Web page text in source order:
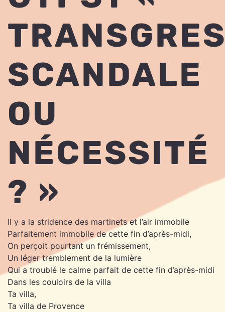
SCANDALE
OU
NÉCESSITÉ
? »
Il y a la stridence des martinets et l’air immobile
Parfaitement immobile de cette fin d’après-midi,
On perçoit pourtant un frémissement,
Un léger tremblement de la lumière
Qui a troublé le calme parfait de cette fin d’après-midi
Dans les couloirs de la villa
Ta villa,
Ta villa de Provence